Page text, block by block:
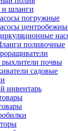
шланги
погружные
поливочные
почвы
садовые
инвентарь